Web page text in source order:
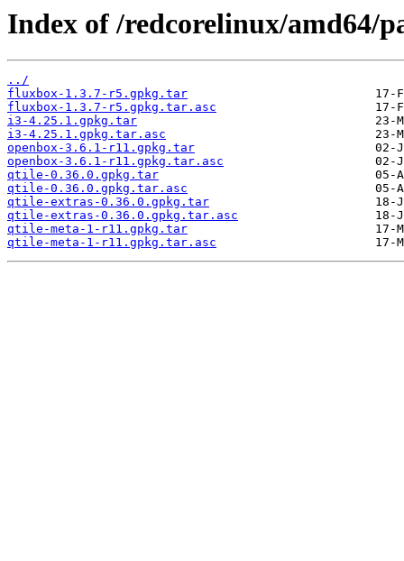
Index of /redcorelinux/amd64/
../
fluxbox-1.3.7-r5.gpkg.tar
fluxbox-1.3.7-r5.gpkg.tar.asc
i3-4.25.1.gpkg.tar
i3-4.25.1.gpkg.tar.asc
openbox-3.6.1-r11.gpkg.tar
openbox-3.6.1-r11.gpkg.tar.asc
qtile-0.36.0.gpkg.tar
qtile-0.36.0.gpkg.tar.asc
qtile-extras-0.36.0.gpkg.tar
qtile-extras-0.36.0.gpkg.tar.asc
qtile-meta-1-r11.gpkg.tar
qtile-meta-1-r11.gpkg.tar.asc